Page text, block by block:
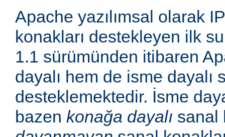
Apache yazılımsal olarak
konakları destekleyen ilk
1.1 sürümünden itibaren
dayalı hem de isme dayalı
desteklemektedir. İsme
bazen konağa dayalı sanal